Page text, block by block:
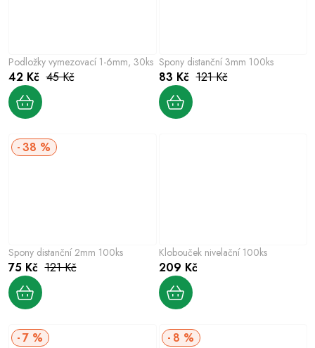
Podložky vymezovací 1-6mm, 30ks
42 Kč 45 Kč
Spony distanční 3mm 100ks
83 Kč 121 Kč
Spony distanční 2mm 100ks
38 %
75 Kč 121 Kč
Klobouček nivelační 100ks
209 Kč
7 % 8 %